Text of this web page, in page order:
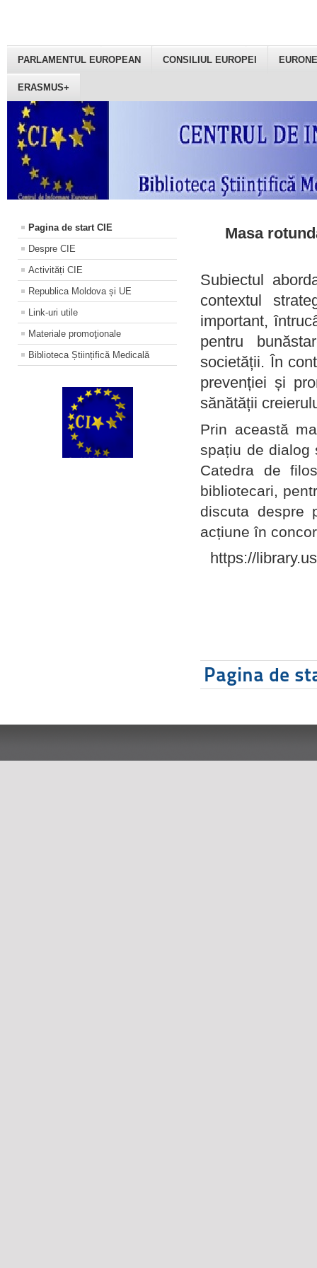
PARLAMENTUL EUROPEAN CONSILIUL EUROPEI
ERASMUS+
Pagina de start CIE
Despre CIE
Activități CIE
Republica Moldova și UE
Link-uri utile
Materiale promoţionale
Biblioteca Științifică Medicală
Masa
Subiectul
contextul
important,
pentru
societății. În
prevenției și
sănătății
Prin această
spațiu de dialog
Catedra de
bibliotecari,
discuta despre
acțiune în
https://
Pagina de